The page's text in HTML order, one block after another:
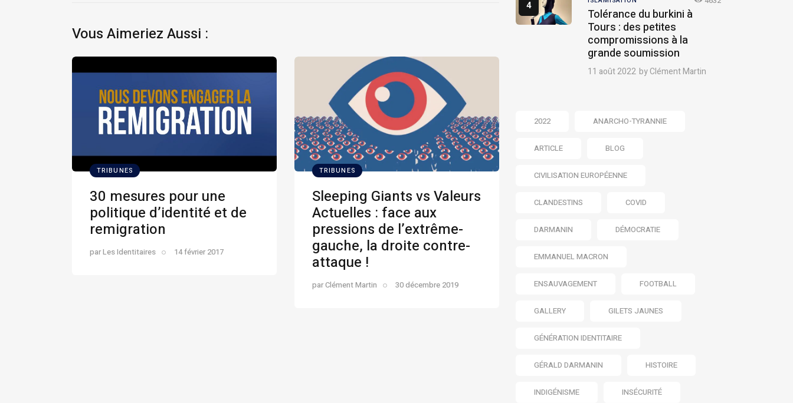
Vous Aimeriez Aussi :
TRIBUNES
30 mesures pour une
politique d’identité et de
remigration
parLes Identitaires 14 février 2017
TRIBUNES
Sleeping Giants vs Valeurs
Actuelles : face aux
pressions de l’extrême-
gauche, la droite contre-
attaque !
parClément Martin 30 décembre 2019
Tolérance du burkini à
Tours : des petites
compromissions à la
grande soumission
11 août 2022 byClément Martin
2022 ANARCHO-TYRANNIE
ARTICLE BLOG
CIVILISATION EUROPÉENNE
CLANDESTINS COVID
DARMANIN DÉMOCRATIE
EMMANUEL MACRON
ENSAUVAGEMENT FOOTBALL
GALLERY GILETS JAUNES
GÉNÉRATION IDENTITAIRE
GÉRALD DARMANIN HISTOIRE
INDIGÉNISME INSÉCURITÉ